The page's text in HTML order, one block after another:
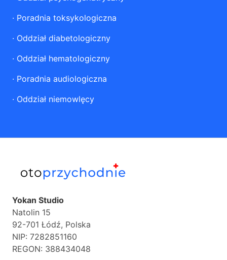
· Poradnia toksykologiczna
· Oddział diabetologiczny
· Oddział hematologiczny
· Poradnia audiologiczna
· Oddział niemowlęcy
Yokan Studio
Natolin 15
92-701 Łódź, Polska
NIP: 7282851160
REGON: 388434048